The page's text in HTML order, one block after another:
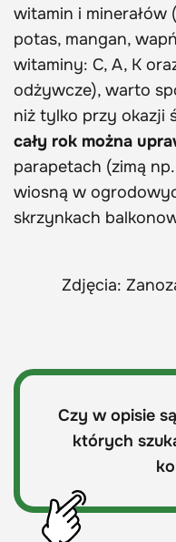
witamin i minerałów
potas, mangan,
witaminy: C, A, K
odżywcze), warto
niż tylko przy okazji
cały rok można
parapetach (zimą
wiosną w
skrzynkach
Zdjęcia:
Czy w opisie
których